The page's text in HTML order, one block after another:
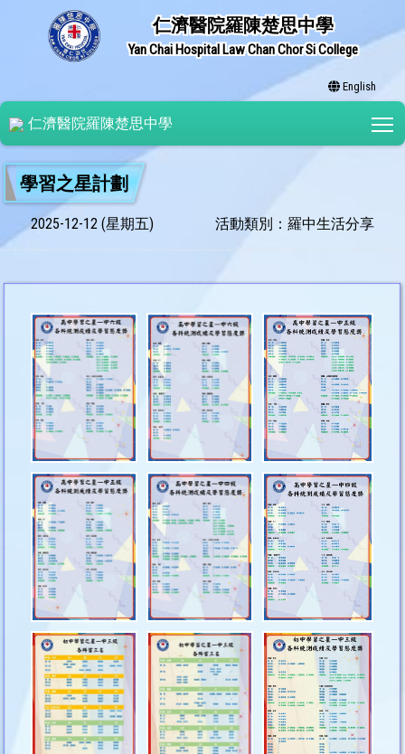
仁濟醫院羅陳楚思中學
Yan Chai Hospital Law Chan Chor Si College
English
仁濟醫院羅陳楚思中學
學習之星計劃
2025-12-12 (星期五) 活動類別：羅中生活分享